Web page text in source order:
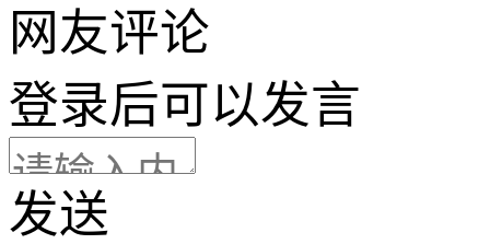
网友评论
登录后可以发言
发送